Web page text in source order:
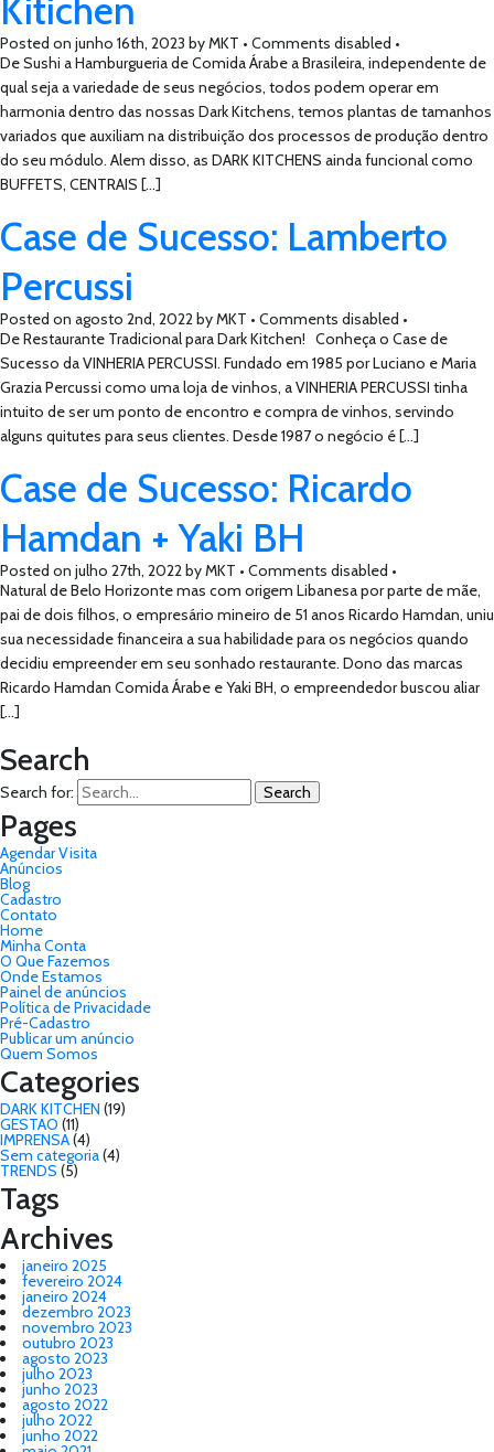
Kitichen
Posted on junho 16th, 2023 byMKT • Comments disabled •
De Sushi a Hamburgueria de Comida Árabe a Brasileira, independente de
qual seja a variedade de seus negócios, todos podem operar em
harmonia dentro das nossas Dark Kitchens, temos plantas de tamanhos
variados que auxiliam na distribuição dos processos de produção dentro
do seu módulo. Alem disso, as DARK KITCHENS ainda funcional como
BUFFETS, CENTRAIS […]
Case de Sucesso: Lamberto
Percussi
Posted on agosto 2nd, 2022byMKT • Comments disabled •
De Restaurante Tradicional para Dark Kitchen! Conheça o Case de
Sucesso da VINHERIA PERCUSSI. Fundado em 1985 por Luciano e Maria
Grazia Percussi como uma loja de vinhos, a VINHERIA PERCUSSI tinha
intuito de ser um ponto de encontro e compra de vinhos, servindo
alguns quitutes para seus clientes. Desde 1987 o negócio é […]
Case de Sucesso: Ricardo
Hamdan + Yaki BH
Posted on julho 27th, 2022byMKT • Comments disabled •
Natural de Belo Horizonte mas com origem Libanesa por parte de mãe,
pai de dois filhos, o empresário mineiro de 51 anos Ricardo Hamdan, uniu
sua necessidade financeira a sua habilidade para os negócios quando
decidiu empreender em seu sonhado restaurante. Dono das marcas
Ricardo Hamdan Comida Árabe e Yaki BH, o empreendedor buscou aliar
[…]
Search
Search for:
Pages
Agendar Visita
Anúncios
Blog
Cadastro
Contato
Home
Minha Conta
O Que Fazemos
Onde Estamos
Painel de anúncios
Política de Privacidade
Pré-Cadastro
Publicar um anúncio
Quem Somos
Categories
DARK KITCHEN (19)
GESTAO (11)
IMPRENSA(4)
Sem categoria(4)
TRENDS (5)
Tags
Archives
janeiro 2025
fevereiro 2024
janeiro 2024
dezembro 2023
novembro 2023
outubro 2023
agosto 2023
julho 2023
junho 2023
agosto 2022
julho 2022
junho 2022